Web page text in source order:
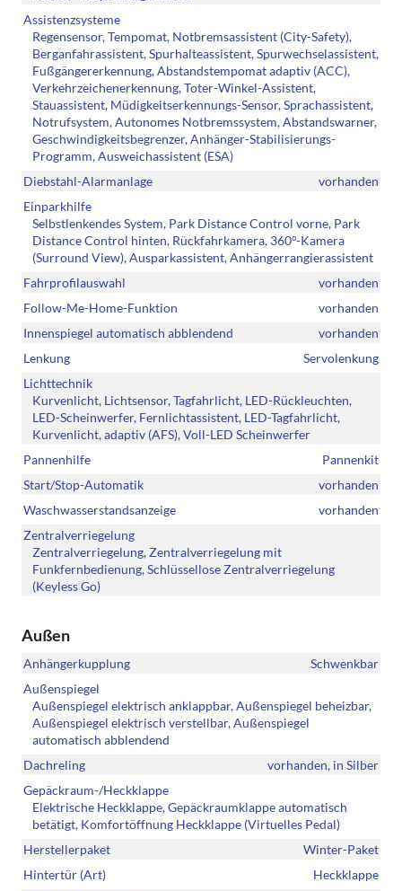
Assistenzsysteme
Regensensor, Tempomat, Notbremsassistent (City-Safety),
Berganfahrassistent, Spurhalteassistent, Spurwechselassistent,
Fußgängererkennung, Abstandstempomat adaptiv (ACC),
Verkehrzeichenerkennung, Toter-Winkel-Assistent,
Stauassistent, Müdigkeitserkennungs-Sensor, Sprachassistent,
Notrufsystem, Autonomes Notbremssystem, Abstandswarner,
Geschwindigkeitsbegrenzer, Anhänger-Stabilisierungs-
Programm, Ausweichassistent (ESA)
Diebstahl-Alarmanlage
vorhanden
Einparkhilfe
Selbstlenkendes System, Park Distance Control vorne, Park
Distance Control hinten, Rückfahrkamera, 360°-Kamera
(Surround View), Ausparkassistent, Anhängerrangierassistent
Fahrprofilauswahl
vorhanden
Follow-Me-Home-Funktion
vorhanden
Innenspiegel automatisch abblendend
vorhanden
Lenkung
Servolenkung
Lichttechnik
Kurvenlicht, Lichtsensor, Tagfahrlicht, LED-Rückleuchten,
LED-Scheinwerfer, Fernlichtassistent, LED-Tagfahrlicht,
Kurvenlicht, adaptiv (AFS), Voll-LED Scheinwerfer
Pannenhilfe
Pannenkit
Start/Stop-Automatik
vorhanden
Waschwasserstandsanzeige
vorhanden
Zentralverriegelung
Zentralverriegelung, Zentralverriegelung mit
Funkfernbedienung, Schlüssellose Zentralverriegelung
(Keyless Go)
Außen
Anhängerkupplung
Schwenkbar
Außenspiegel
Außenspiegel elektrisch anklappbar, Außenspiegel beheizbar,
Außenspiegel elektrisch verstellbar, Außenspiegel
automatisch abblendend
Dachreling
vorhanden, in Silber
Gepäckraum-/Heckklappe
Elektrische Heckklappe, Gepäckraumklappe automatisch
betätigt, Komfortöffnung Heckklappe (Virtuelles Pedal)
Herstellerpaket
Winter-Paket
Hintertür (Art)
Heckklappe